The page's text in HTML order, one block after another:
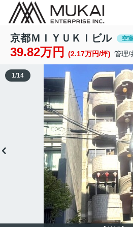
京都ＭＩＹＵＫＩビル 空
39.82万円 (2.17万円/坪) 管理/
1/14